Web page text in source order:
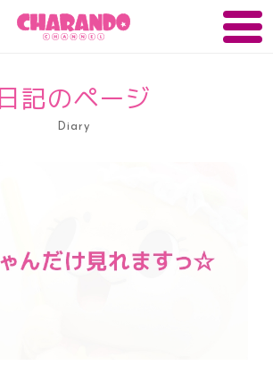
キャランドゥチャンネル
日記のページ
Diary